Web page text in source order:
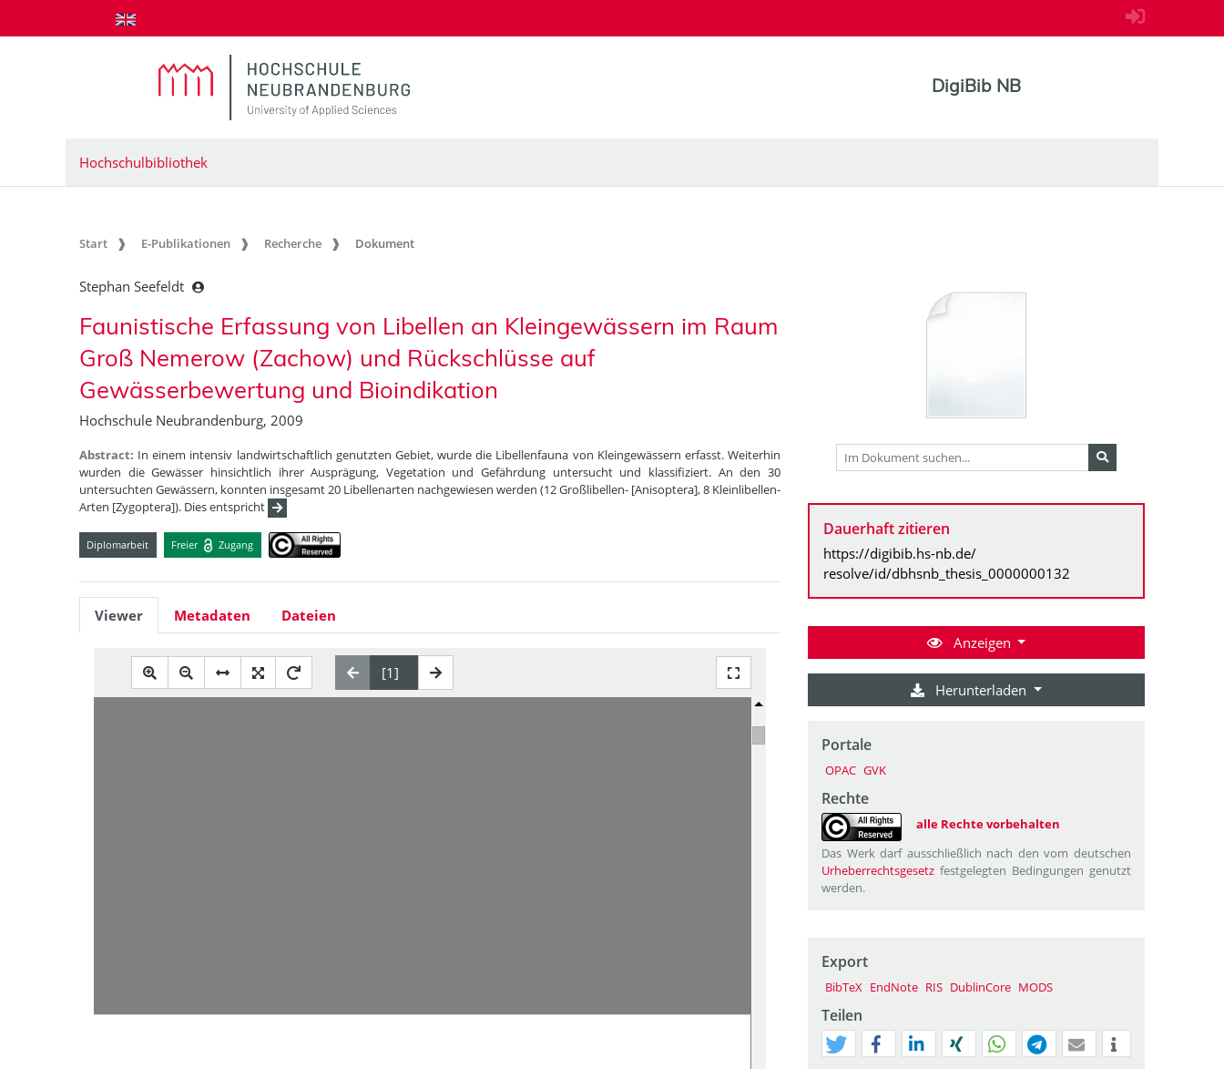
zum Inhalt springen
DigiBib NB
Hochschulbibliothek
Start E-Publikationen Recherche Dokument
Stephan Seefeldt
Faunistische Erfassung von Libellen an Kleingewässern im Raum
Groß Nemerow (Zachow) und Rückschlüsse auf
Gewässerbewertung und Bioindikation
Hochschule Neubrandenburg, 2009
Abstract: In einem intensiv landwirtschaftlich genutzten Gebiet, wurde die Libellenfauna von Kleingewässern erfasst. Weiterhin
wurden die Gewässer hinsichtlich ihrer Ausprägung, Vegetation und Gefährdung untersucht und klassifiziert. An den 30
untersuchten Gewässern, konnten insgesamt 20 Libellenarten nachgewiesen werden (12 Großlibellen- [Anisoptera], 8 Kleinlibellen-
Arten [Zygoptera]). Dies entspricht
Diplomarbeit Freier Zugang
Viewer Metadaten Dateien
Dauerhaft zitieren
https://digibib.hs-nb.de/
resolve/id/dbhsnb_thesis_0000000132
Anzeigen
Herunterladen
Portale
OPAC GVK
Rechte
alle Rechte vorbehalten
Das Werk darf ausschließlich nach den vom deutschen
Urheberrechtsgesetz festgelegten Bedingungen genutzt
werden.
Export
BibTeX EndNote RIS DublinCore MODS
Teilen